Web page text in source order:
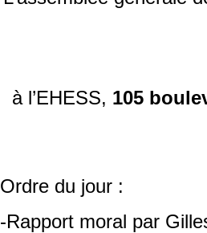
à l’EHESS, 105
Ordre du jour :
-Rapport moral par